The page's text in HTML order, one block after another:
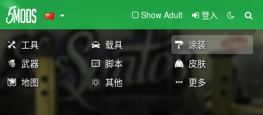
Show Adult 登入
工具 载具
涂装
武器
脚本
皮肤
地图
其他 更多